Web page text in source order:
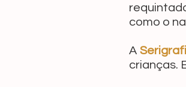
como o
A
crianças.